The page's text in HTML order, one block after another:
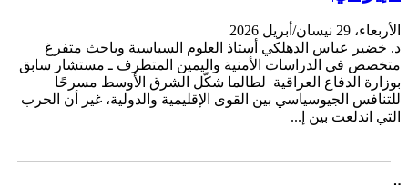
الأربعاء، 29 نيسان/أبريل 2026
د. خضير عباس الدهلكي أستاذ العلوم السياسية وباحث متفرغ
متخصص في الدراسات الأمنية واليمين المتطرف ـ مستشار سابق
بوزارة الدفاع العراقية لطالما شكّل الشرق الأوسط مسرحًا
للتنافس الجيوسياسي بين القوى الإقليمية والدولية، غير أن الحرب
التي اندلعت بين إ...